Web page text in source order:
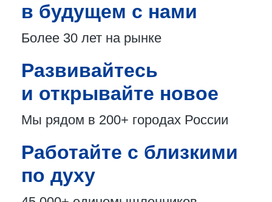
в будущем с нами
Более 30 лет на рынке
Развивайтесь
и открывайте новое
Мы рядом в 200+ городах России
Работайте с близкими
по духу